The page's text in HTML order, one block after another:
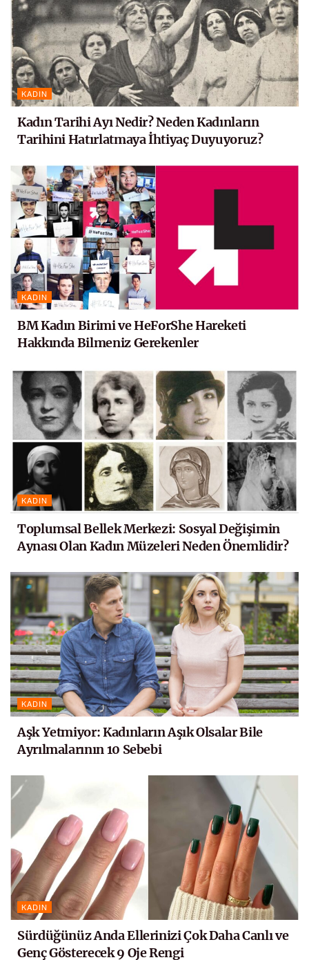
KADIN
Kadın Tarihi Ayı Nedir? Neden Kadınların
Tarihini Hatırlatmaya İhtiyaç Duyuyoruz?
KADIN
BM Kadın Birimi ve HeForShe Hareketi
Hakkında Bilmeniz Gerekenler
KADIN
Toplumsal Bellek Merkezi: Sosyal Değişimin
Aynası Olan Kadın Müzeleri Neden Önemlidir?
KADIN
Aşk Yetmiyor: Kadınların Aşık Olsalar Bile
Ayrılmalarının 10 Sebebi
KADIN
Sürdüğünüz Anda Ellerinizi Çok Daha Canlı ve
Genç Gösterecek 9 Oje Rengi